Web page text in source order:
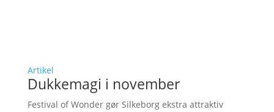
Artikel
Dukkemagi i november
Festival of Wonder gør Silkeborg ekstra attraktiv